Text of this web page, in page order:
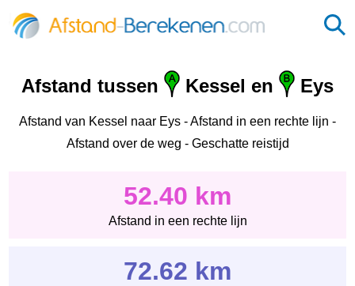
Afstand tussen Kessel en Eys
Afstand van Kessel naar Eys - Afstand in een rechte lijn -
Afstand over de weg - Geschatte reistijd
52.40 km
Afstand in een rechte lijn
72.62 km